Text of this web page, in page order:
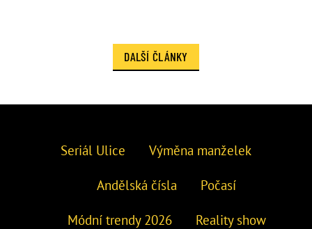
DALŠÍ ČLÁNKY
Seriál Ulice Výměna manželek
Andělská čísla Počasí
Módní trendy 2026 Reality show